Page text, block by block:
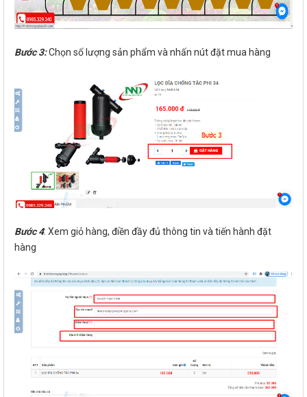
Bước 3:Chọn số lượng sản phẩm và nhấn nút đặt mua hàng
Bước 4: Xem giỏ hàng, điền đầy đủ thông tin và tiến hành đặt
hàng